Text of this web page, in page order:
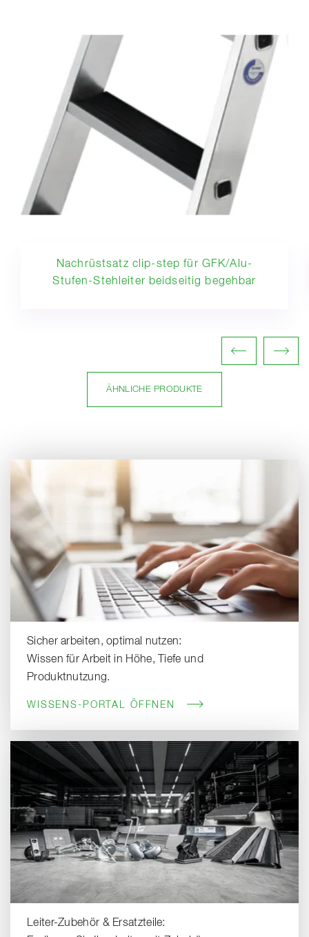
Nachrüstsatz clip-step für GFK/Alu-
Stufen-Stehleiter beidseitig begehbar
ÄHNLICHE PRODUKTE
Sicher arbeiten, optimal nutzen:
Wissen für Arbeit in Höhe, Tiefe und
Produktnutzung.
WISSENS-PORTAL ÖFFNEN
Leiter-Zubehör & Ersatzteile: